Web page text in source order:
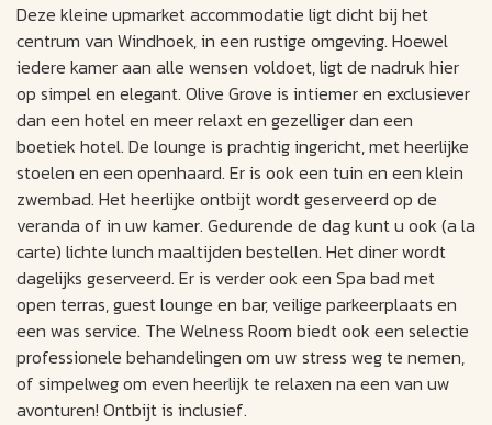
Deze kleine upmarket accommodatie ligt dicht bij het
centrum van Windhoek, in een rustige omgeving. Hoewel
iedere kamer aan alle wensen voldoet, ligt de nadruk hier
op simpel en elegant. Olive Grove is intiemer en exclusiever
dan een hotel en meer relaxt en gezelliger dan een
boetiek hotel. De lounge is prachtig ingericht, met heerlijke
stoelen en een openhaard. Er is ook een tuin en een klein
zwembad. Het heerlijke ontbijt wordt geserveerd op de
veranda of in uw kamer. Gedurende de dag kunt u ook (a la
carte) lichte lunch maaltijden bestellen. Het diner wordt
dagelijks geserveerd. Er is verder ook een Spa bad met
open terras, guest lounge en bar, veilige parkeerplaats en
een was service. The Welness Room biedt ook een selectie
professionele behandelingen om uw stress weg te nemen,
of simpelweg om even heerlijk te relaxen na een van uw
avonturen! Ontbijt is inclusief.